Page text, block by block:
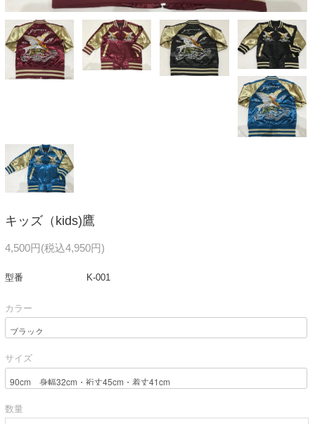
キッズ（kids)鷹
4,500円(税込4,950円)
型番 K-001
カラー
サイズ
数量